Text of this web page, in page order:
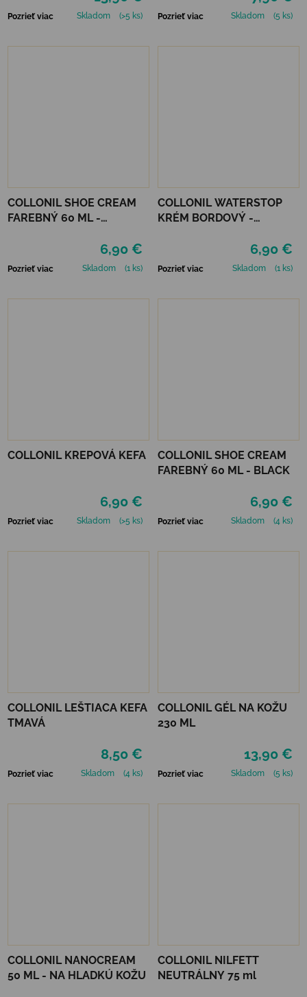
Pozrieť viac Skladom (>5 ks) Pozrieť viac Skladom (5 ks)
COLLONIL SHOE CREAM
FAREBNÝ 60 ML -
6,90 €
Pozrieť viac Skladom (1 ks)
COLLONIL WATERSTOP
KRÉM BORDOVÝ -
6,90 €
Pozrieť viac Skladom (1 ks)
COLLONIL KREPOVÁ KEFA
6,90 €
Pozrieť viac Skladom (>5 ks)
COLLONIL SHOE CREAM
FAREBNÝ 60 ML - BLACK
6,90 €
Pozrieť viac Skladom (4 ks)
COLLONIL LEŠTIACA KEFA
TMAVÁ
8,50 €
Pozrieť viac Skladom (4 ks)
COLLONIL GÉL NA KOŽU
230 ML
13,90 €
Pozrieť viac Skladom (5 ks)
COLLONIL NANOCREAM
50 ML - NA HLADKÚ KOŽU
COLLONIL NILFETT
NEUTRÁLNY 75 ml